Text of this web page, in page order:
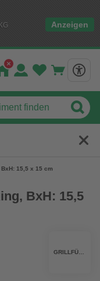
Anzeigen
15,5 x 15 cm
BxH: 15,5